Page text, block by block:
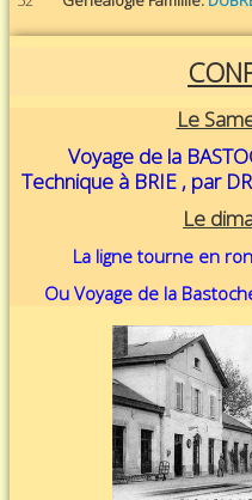
Le
Voyage de la
Technique à BRIE , par
Le
La ligne tourne en
Ou Voyage de la